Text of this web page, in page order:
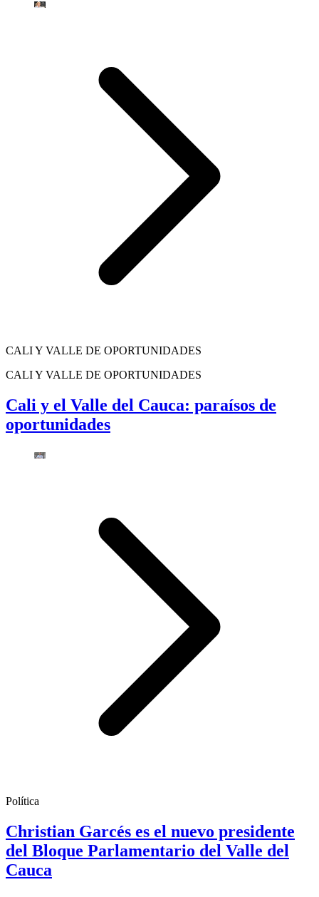
CALI Y VALLE DE OPORTUNIDADES
CALI Y VALLE DE OPORTUNIDADES
Cali y el Valle del Cauca: paraísos de
oportunidades
Política
Christian Garcés es el nuevo presidente
del Bloque Parlamentario del Valle del
Cauca